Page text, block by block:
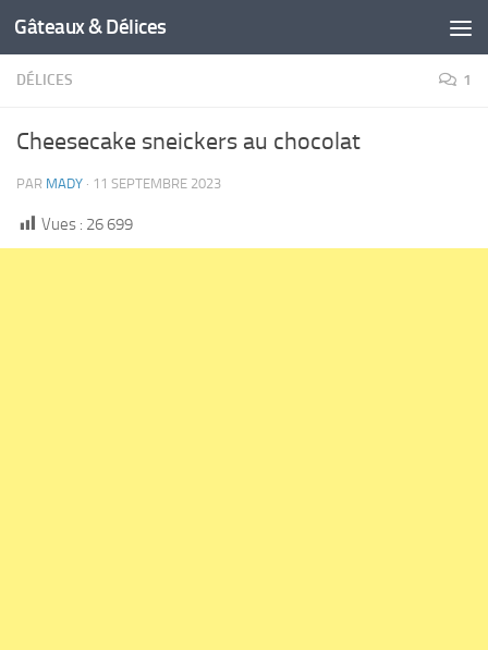
Gâteaux & Délices
DÉLICES 1
Cheesecake sneickers au chocolat
PAR MADY · 11 SEPTEMBRE 2023
Vues : 26 699